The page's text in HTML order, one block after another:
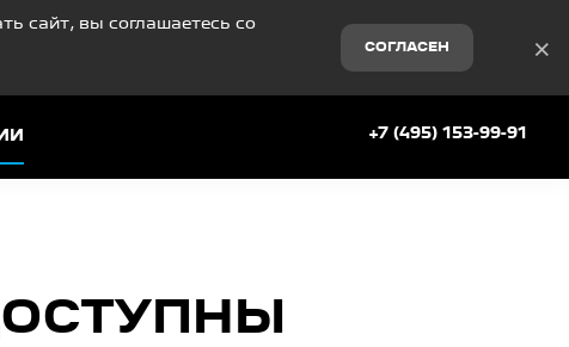
сайт, вы соглашаетесь со
СОГЛАСЕН ×
+7 (495) 153-99-91